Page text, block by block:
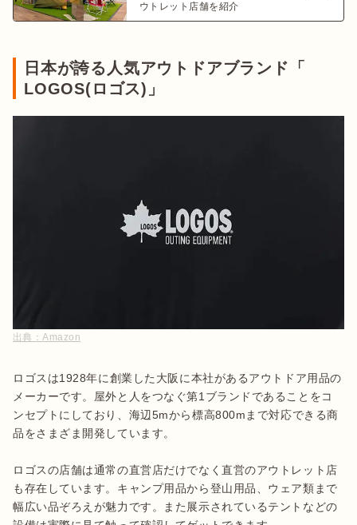
ウトレット店舗を紹介
日本が誇る人気アウトドアブランド「
LOGOS(ロゴス)」
出典：Amazon
ロゴスは1928年に創業した大阪に本社があるアウトドア用品の
メーカーです。屋外と人をつなぐ第1ブランドであることをコ
ンセプトにしており、海辺5mから標高800mまで対応できる商
品をさまざま開発しています。
ロゴスの店舗は通常の直営店だけでなく直営のアウトレット店
も存在しています。キャンプ用品から登山用品、ウェア類まで
幅広い品ぞろえが魅力です。また展示されているテントなどの